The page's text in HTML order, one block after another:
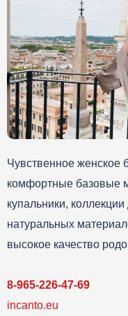
Чувственное женское
комфортные базовые
купальники,
натуральных
высокое качество
8-965-226-47-69
incanto.eu